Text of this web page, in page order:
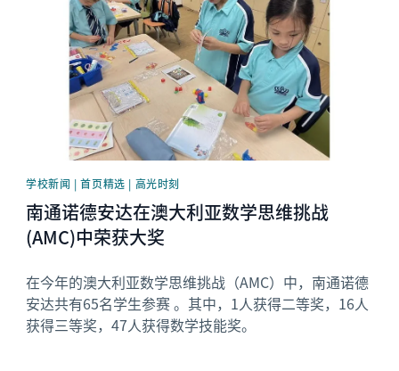
学校新闻 | 首页精选 | 高光时刻
南通诺德安达在澳大利亚数学思维挑战
(AMC)中荣获大奖
在今年的澳大利亚数学思维挑战（AMC）中，南通诺德
安达共有65名学生参赛 。其中，1人获得二等奖，16人
获得三等奖，47人获得数学技能奖。